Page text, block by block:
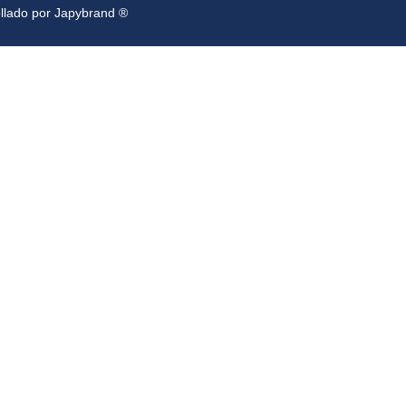
por Japybrand ®